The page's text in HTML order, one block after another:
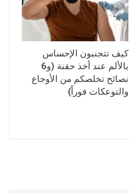
كيف تتجنبون الإحساس
بالألم عند أخذ حقنة (و6
نصائح تخلصكم من الأوجاع
والتوعكات فوراً)